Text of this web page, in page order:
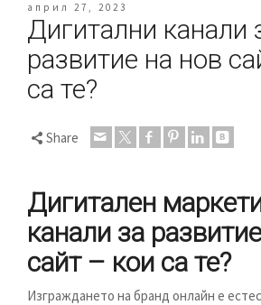
април 27, 2023
Дигитални канали
развитие на нов
са те?
Share
Дигитален
канали за
сайт – кои са те?
Изграждането на бранд онлайн е